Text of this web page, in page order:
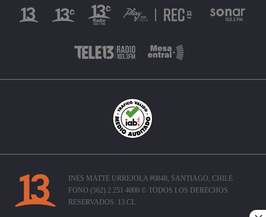
INÉS MATTE URREJOLA #0848, SANTIAGO, CHILE
FONO (562) 2 251 4000 © TODOS LOS DERECHOS
RESERVADOS. 13.CL